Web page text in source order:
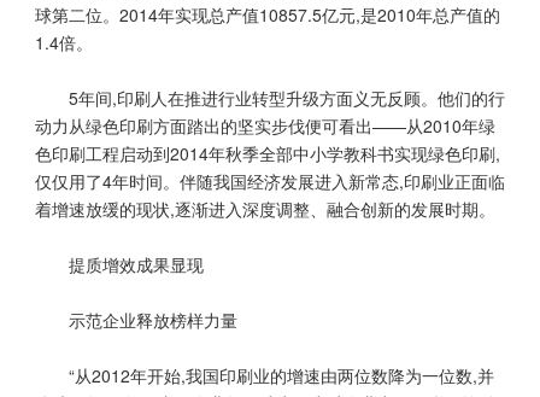
球第二位。2014年实现总产值10857.5亿元,是2010年总产值的
1.4倍。
5年间,印刷人在推进行业转型升级方面义无反顾。他们的行
动力从绿色印刷方面踏出的坚实步伐便可看出——从2010年绿
色印刷工程启动到2014年秋季全部中小学教科书实现绿色印刷,
仅仅用了4年时间。伴随我国经济发展进入新常态,印刷业正面临
着增速放缓的现状,逐渐进入深度调整、融合创新的发展时期。
提质增效成果显现
示范企业释放榜样力量
“从2012年开始,我国印刷业的增速由两位数降为一位数,并